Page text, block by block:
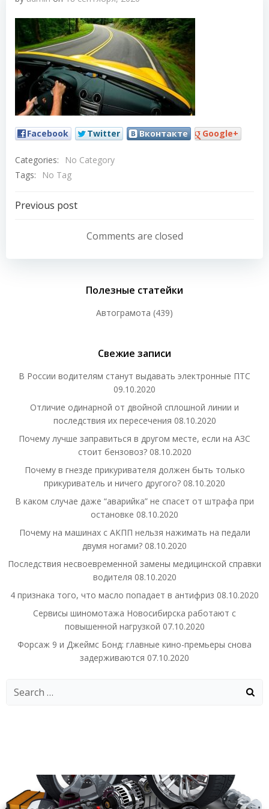
Facebook Twitter Вконтакте Google+
Categories:
No Category
Tags:
No Tag
Навигация
записям
Previous post
Comments are closed
Полезные статейки
Автограмота (439)
Свежие записи
В России водителям станут выдавать электронные ПТС
09.10.2020
Отличие одинарной от двойной сплошной линии и
последствия их пересечения 08.10.2020
Почему лучше заправиться в другом месте, если на АЗС
стоит бензовоз? 08.10.2020
Почему в гнезде прикуривателя должен быть только
прикуриватель и ничего другого? 08.10.2020
В каком случае даже “аварийка” не спасет от штрафа при
остановке 08.10.2020
Почему на машинах с АКПП нельзя нажимать на педали
двумя ногами? 08.10.2020
Последствия несвоевременной замены медицинской справки
водителя 08.10.2020
4 признака того, что масло попадает в антифриз 08.10.2020
Сервисы шиномотажа Новосибирска работают с
повышенной нагрузкой 07.10.2020
Форсаж 9 и Джеймс Бонд: главные кино-премьеры снова
задерживаются 07.10.2020
Search